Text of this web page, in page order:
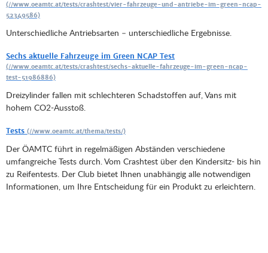
Unterschiedliche Antriebsarten – unterschiedliche Ergebnisse.
Sechs aktuelle Fahrzeuge im Green NCAP Test
Dreizylinder fallen mit schlechteren Schadstoffen auf, Vans mit
hohem CO2-Ausstoß.
Tests
Der ÖAMTC führt in regelmäßigen Abständen verschiedene
umfangreiche Tests durch. Vom Crashtest über den Kindersitz- bis hin
zu Reifentests. Der Club bietet Ihnen unabhängig alle notwendigen
Informationen, um Ihre Entscheidung für ein Produkt zu erleichtern.